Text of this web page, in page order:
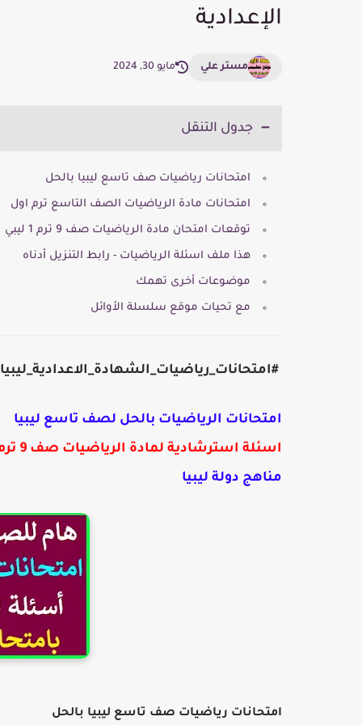
الإعدادية
مستر علي مايو 30, 2024
جدول التنقل
امتحانات رياضيات صف تاسع ليبيا بالحل
امتحانات مادة الرياضيات الصف التاسع ترم اول
توقعات امتحان مادة الرياضيات صف 9 ترم 1 ليبي
هذا ملف اسئلة الرياضيات - رابط التنزيل أدناه
موضوعات أخرى تهمك
مع تحيات موقع سلسلة الأوائل
#امتحانات_رياضيات_الشهادة_الاعدادية_ليبيا
امتحانات الرياضيات بالحل لصف تاسع ليبيا
اسئلة استرشادية لمادة الرياضيات صف 9 ترم 1
مناهج دولة ليبيا
امتحانات رياضيات صف تاسع ليبيا بالحل